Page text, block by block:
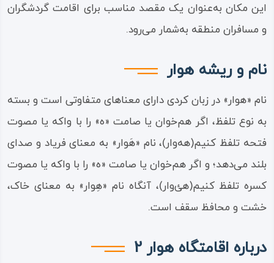
این مکان به‌عنوان یک مقصد مناسب برای اقامت گردشگران
و مسافران منطقه به‌شمار می‌رود.
نام و ریشه هوار
نام «هوار» در زبان کردی دارای معناهای متفاوتی است و بسته
به نوع تلفظ، اگر هم‌خوان یا صامت «ه» را با واکه یا مصوت
فتحه تلفظ کنیم(هه‌وار)، نام «هَوار» به معنای فریاد و صدای
بلند می‌دهد؛ و اگر هم‌خوان یا صامت «ه» را با واکه یا مصوت
کسره تلفظ کنیم(هئ‌وار)، آنگاه نام «هِوار» به معنای خاک،
خشت و محافظ سقف است.
درباره اقامتگاه هوار 2